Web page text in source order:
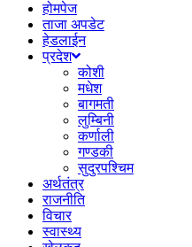
होमपेज
ताजा अपडेट
हेडलाईन
प्रदेश
कोशी
मधेश
बागमती
लुम्बिनी
कर्णाली
गण्डकी
सुदुरपश्चिम
अर्थतंत्र
राजनीति
विचार
स्वास्थ्य